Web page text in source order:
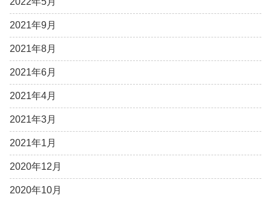
2021年9月
2021年8月
2021年6月
2021年4月
2021年3月
2021年1月
2020年12月
2020年10月